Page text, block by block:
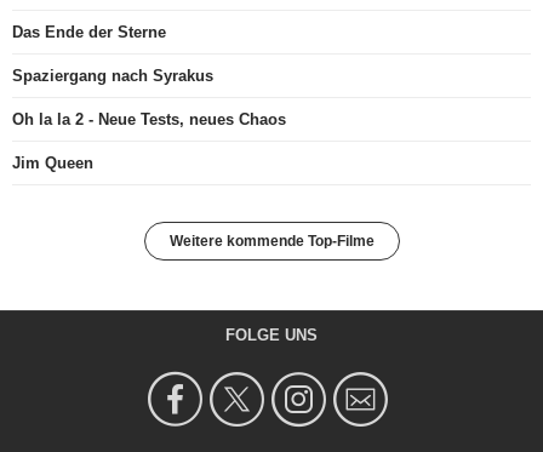
Das Ende der Sterne
Spaziergang nach Syrakus
Oh la la 2 - Neue Tests, neues Chaos
Jim Queen
Weitere kommende Top-Filme
FOLGE UNS